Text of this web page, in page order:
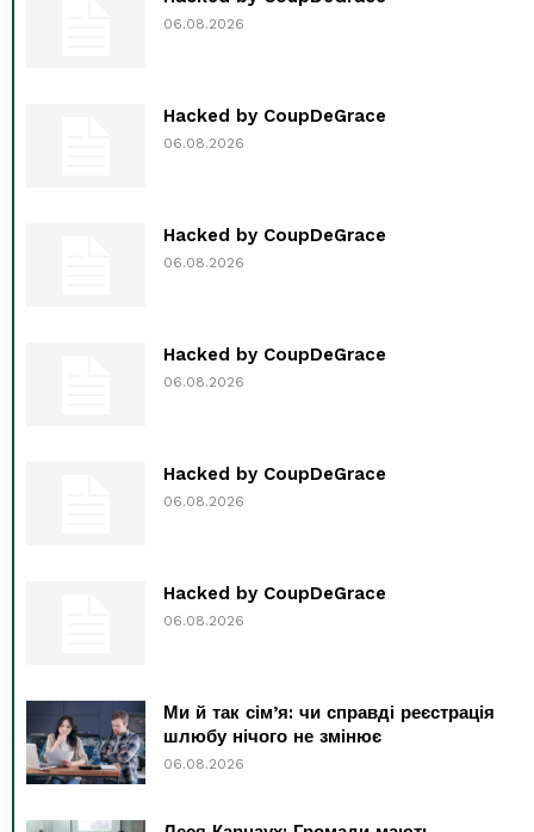
06.08.2026
Hacked by CoupDeGrace
06.08.2026
Hacked by CoupDeGrace
06.08.2026
Hacked by CoupDeGrace
06.08.2026
Hacked by CoupDeGrace
06.08.2026
Hacked by CoupDeGrace
06.08.2026
Ми й так сім’я: чи справді реєстрація
шлюбу нічого не змінює
06.08.2026